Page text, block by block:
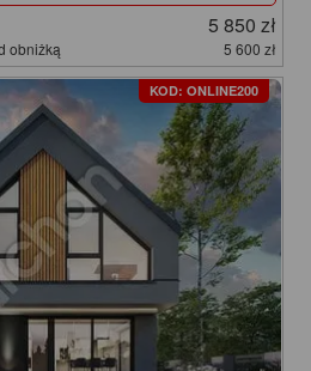
5 850 zł
obniżką 5 600 zł
KOD: ONLINE200